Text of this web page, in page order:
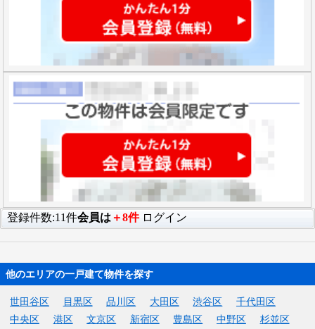
登録件数:11件会員は ＋8件 ログイン
他のエリアの一戸建て物件を探す
世田谷区 目黒区 品川区 大田区 渋谷区
千代田区
中央区
港区 文京区 新宿区 豊島区 中野区
杉並区